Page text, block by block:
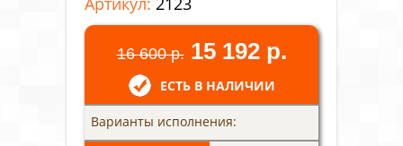
16 600 р. 15 192 р.
ЕСТЬ В НАЛИЧИИ
Варианты исполнения: